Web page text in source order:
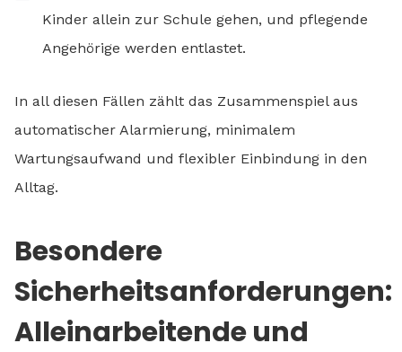
Kinder allein zur Schule gehen, und pflegende
Angehörige werden entlastet.
In all diesen Fällen zählt das Zusammenspiel aus
automatischer Alarmierung, minimalem
Wartungsaufwand und flexibler Einbindung in den
Alltag.
Besondere
Sicherheitsanforderungen:
Alleinarbeitende und